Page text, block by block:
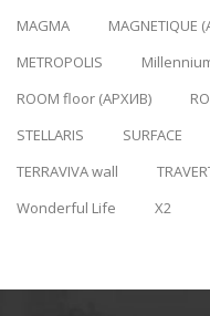
MAGMA
MAGNETIQUE
METROPOLIS
ROOM floor (АРХИВ)
STELLARIS
SURFACE
TERRAVIVA wall
Wonderful Life
X2